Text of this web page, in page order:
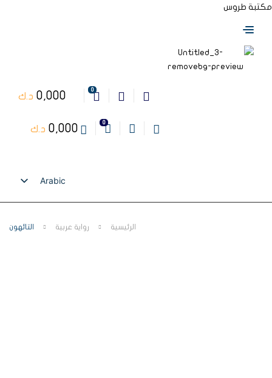
مكتبة طروس
0
0,000 د.ك
0
0,000 د.ك
Arabic
English
الرئيسية رواية عربية التائهون